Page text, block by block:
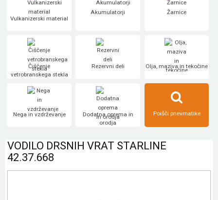
Vulkanizerski material
Akumulatorji Žarnice
Čiščenje
vetrobranskega stekla
Rezervni deli Olja, maziva in tekočine
Nega in vzdrževanje
Dodatna oprema in
orodja
Poišči pnevmatike
VODILO DRSNIH VRAT STARLINE
42.37.668